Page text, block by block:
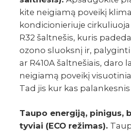
kite neigiamą poveikį
kondi­cio­nie­riuje
R32 šalt­ne­šis, kuris
ozono sluoksnį ir, paly­ginti
ar R410A šalt­ne­šiais, daro
neigiamą poveikį
Tad jis kur kas
Taupo ener­giją, pini­gus,
ty­viai (ECO reži­mas).